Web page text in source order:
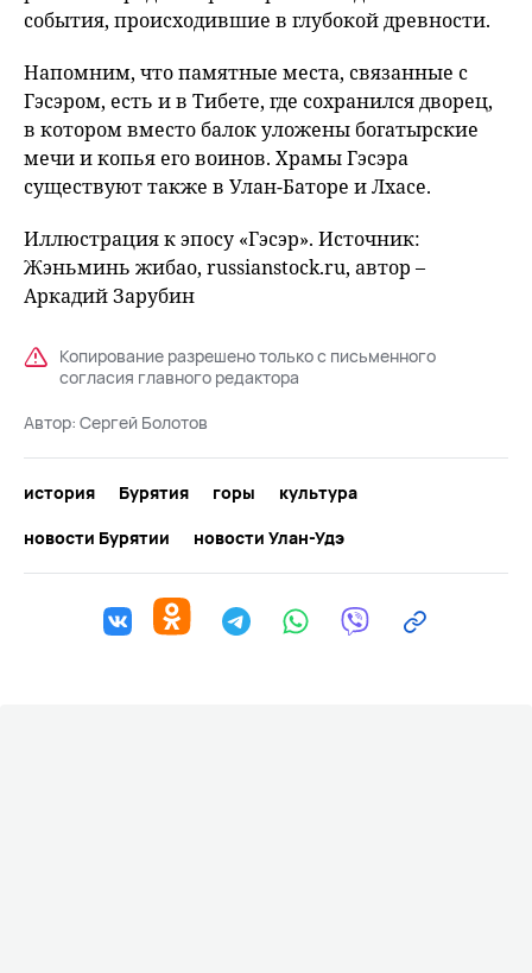
события, происходившие в глубокой древности.
Напомним, что памятные места, связанные с
Гэсэром, есть и в Тибете, где сохранился дворец,
в котором вместо балок уложены богатырские
мечи и копья его воинов. Храмы Гэсэра
существуют также в Улан-Баторе и Лхасе.
Иллюстрация к эпосу «Гэсэр». Источник:
Жэньминь жибао, russianstock.ru, автор –
Аркадий Зарубин
Копирование разрешено только с письменного
согласия главного редактора
Автор: Сергей Болотов
история Бурятия горы
культура
новости Бурятии
новости Улан-Удэ